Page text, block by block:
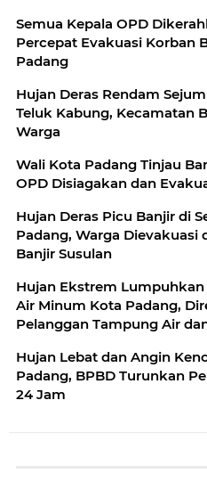
Semua Kepala OPD
Percepat Evakuasi Korban
Padang
Hujan Deras Rendam
Teluk Kabung, Kecamatan
Warga
Wali Kota Padang Tinjau
OPD Disiagakan dan
Hujan Deras Picu Banjir di
Padang, Warga Dievakuasi
Banjir Susulan
Hujan Ekstrem
Air Minum Kota Padang,
Pelanggan Tampung Air
Hujan Lebat dan Angin
Padang, BPBD Turunkan
24 Jam